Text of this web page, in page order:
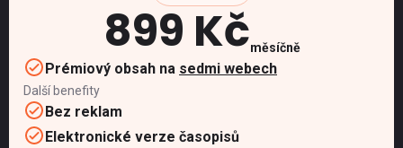
899 Kčměsíčně
Prémiový obsah na sedmi webech
Další benefity
Bez reklam
Elektronické verze časopisů